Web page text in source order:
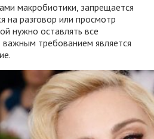
макробиотики, запрещается
на разговор или просмотр
нужно оставлять все
требованием является